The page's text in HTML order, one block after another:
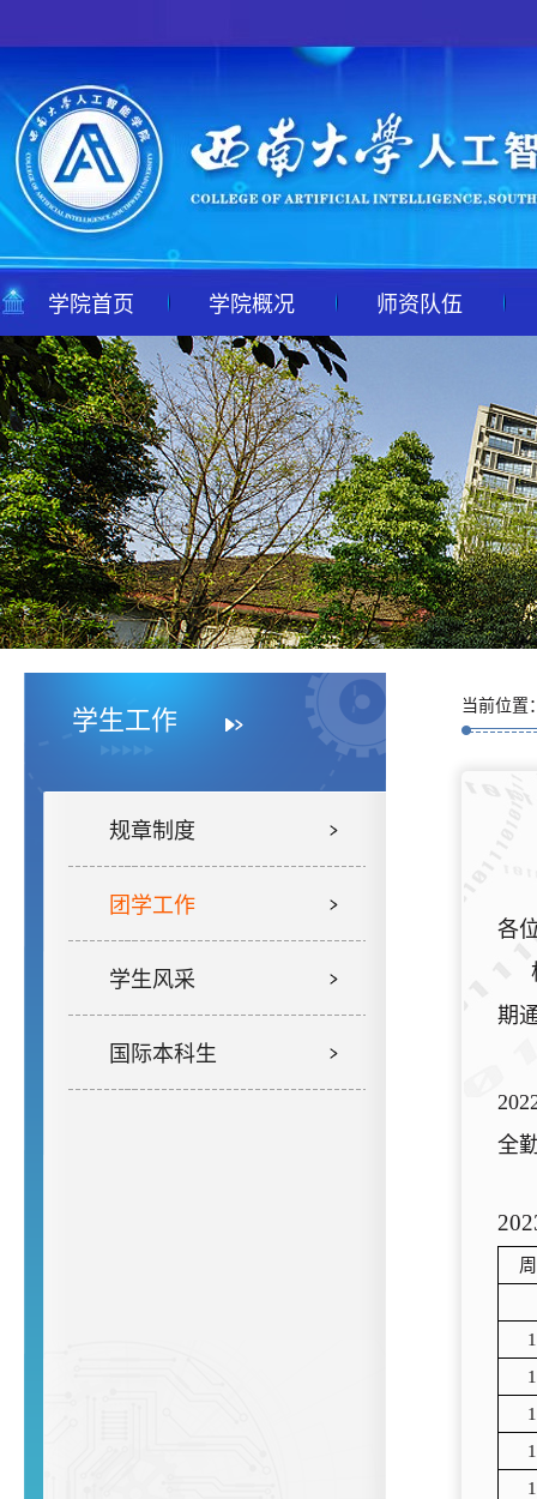
学院首页 学院概况 师资队伍
学生工作
规章制度
团学工作
学生风采
国际本科生
当前位置
各
期
全